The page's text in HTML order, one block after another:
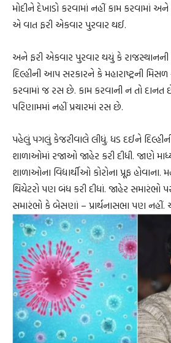
મોદીને દેખાડો કરવામાં નહીં કામ કરવામાં
એ વાત ફરી એકવાર પુરવાર થઈ.
અને ફરી એકવાર પુરવાર થયું કે રાજસ્થાનની
દિલ્હીની આપ સરકારને કે મહારાષ્ટ્રની
કરવામાં જ રસ છે. કામ કરવાની ન તો
પરિણામમાં નહીં પ્રચારમાં રસ છે.
પહેલું પગલું કેજરીવાલે લીધું. ધડ દઈને દિલ્હીની
શાળાઓમાં રજાઓ જાહેર કરી દીધી. જાણે
શાળાઓના વિદ્યાર્થીઓ કોરોના પ્રૂફ હોવાના.
થિયેટરો પણ બંધ કરી દીધાં. જાહેર સમારંભો
સમારંભો કે બેસણાં – પ્રાર્થનાસભા પણ